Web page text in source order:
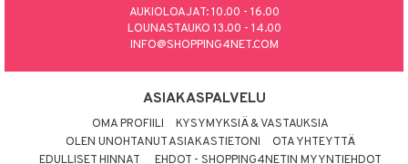
AUKIOLOAJAT: 10.00 - 16.00
LOUNASTAUKO 13.00 - 14.00
INFO@SHOPPING4NET.COM
ASIAKASPALVELU
OMA PROFIILI
KYSYMYKSIÄ & VASTAUKSIA
OLEN UNOHTANUT ASIAKASTIETONI
OTA YHTEYTTÄ
EDULLISET HINNAT
EHDOT - SHOPPING4NETIN MYYNTIEHDOT